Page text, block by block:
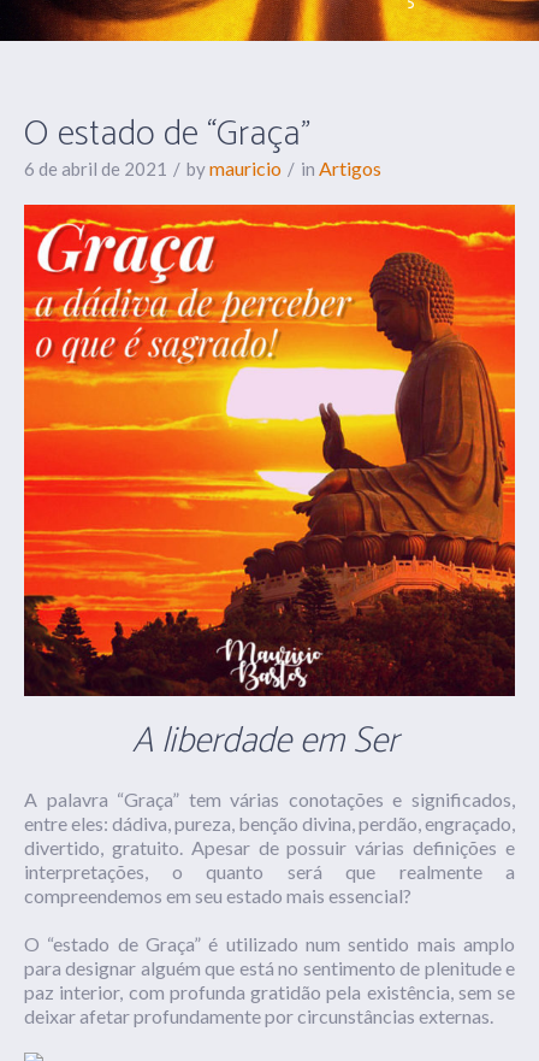
O estado de “Graça”
6 de abril de 2021 bymauricio in Artigos
A liberdade em Ser
A palavra “Graça” tem várias conotações e significados,
entre eles: dádiva, pureza, benção divina, perdão, engraçado,
divertido, gratuito. Apesar de possuir várias definições e
interpretações, o quanto será que realmente a
compreendemos em seu estado mais essencial?
O “estado de Graça” é utilizado num sentido mais amplo
para designar alguém que está no sentimento de plenitude e
paz interior, com profunda gratidão pela existência, sem se
deixar afetar profundamente por circunstâncias externas.